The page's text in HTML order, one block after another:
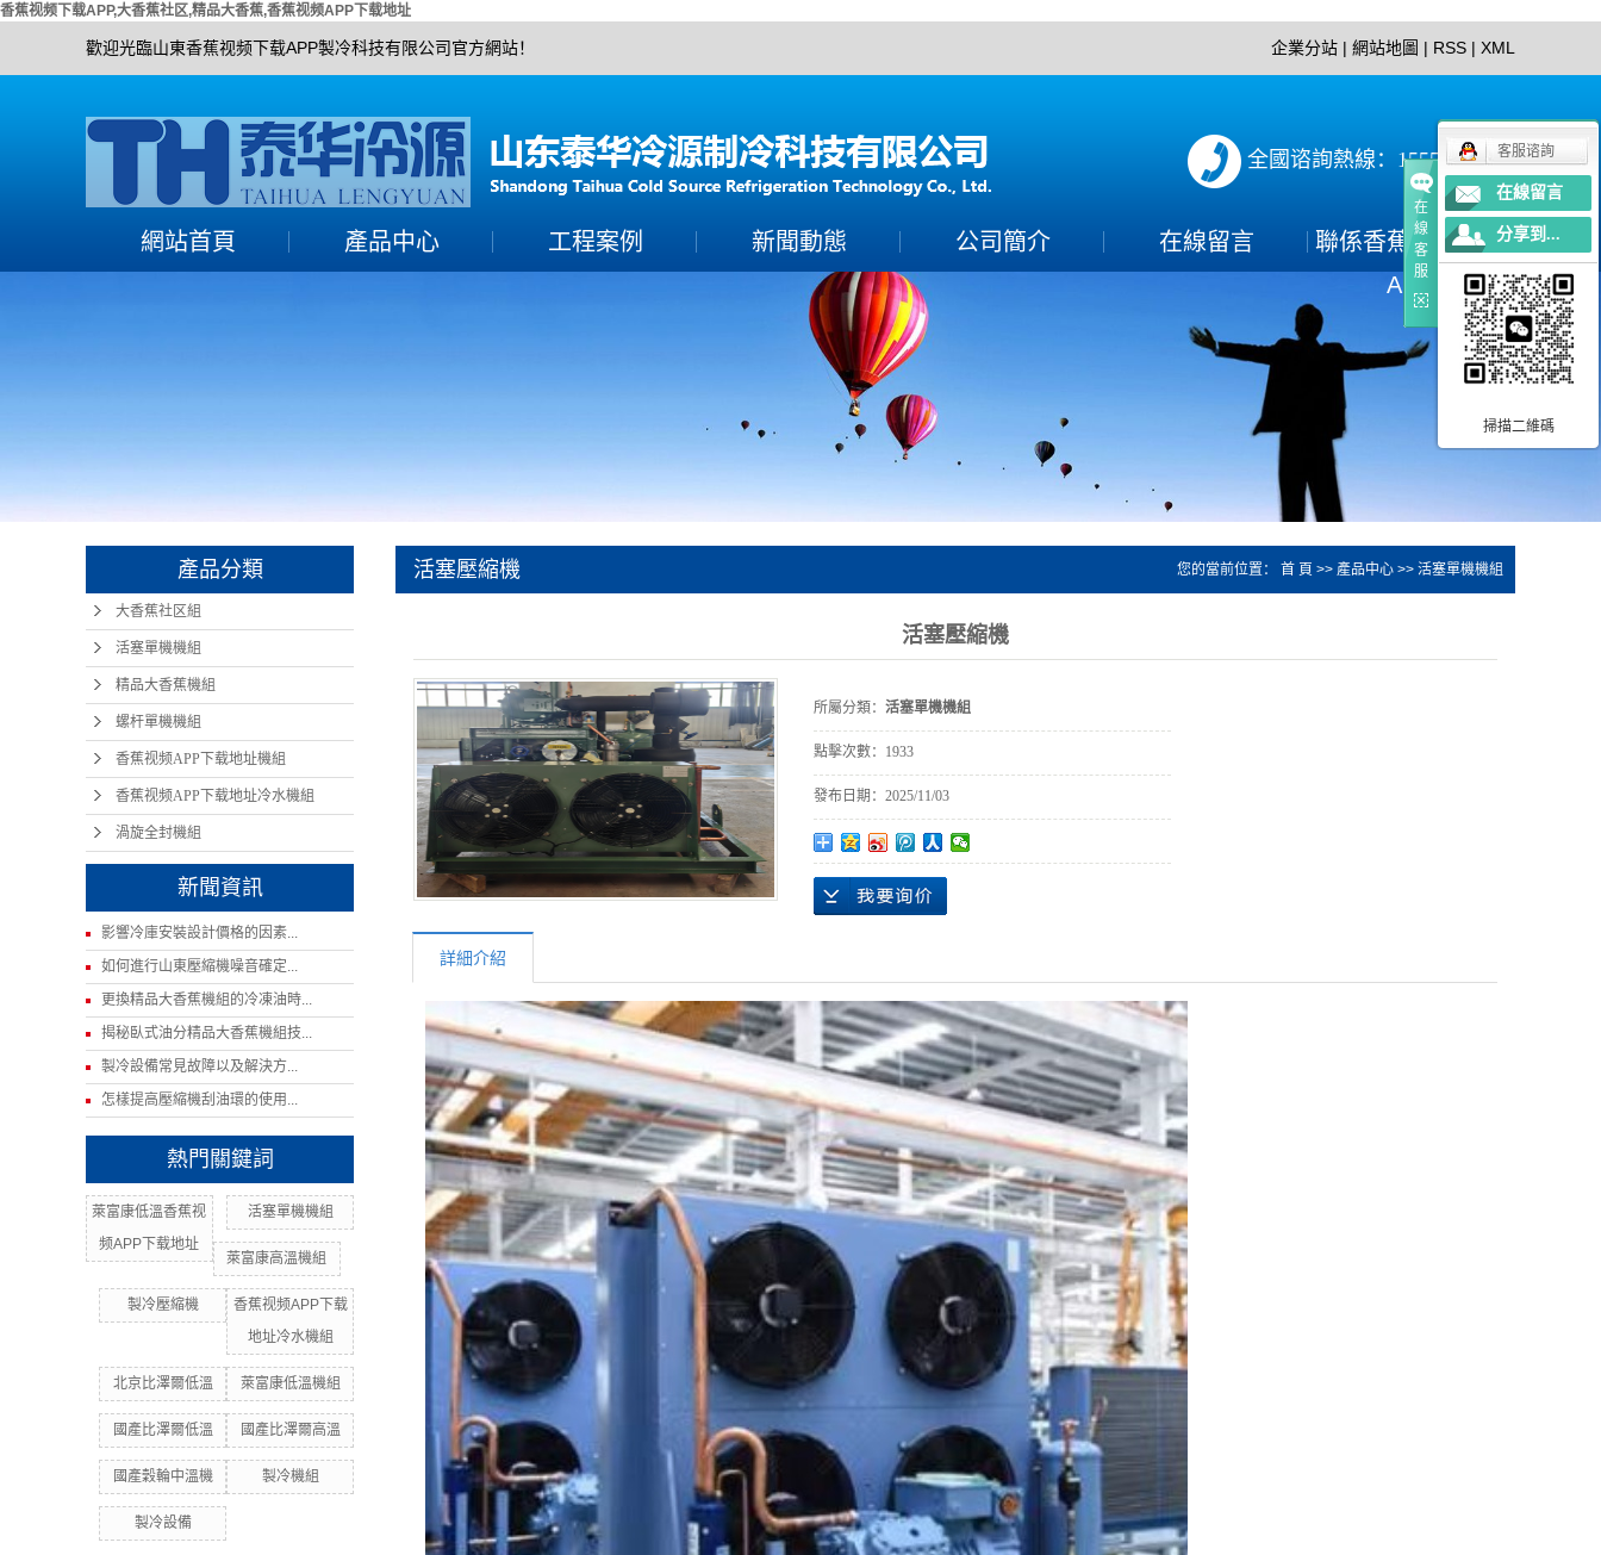
香蕉视频下载APP,大香蕉社区,精品大香蕉,香蕉视频APP下载地址
歡迎光臨山東香蕉视频下载APP製冷科技有限公司官方網站！ 企業分站 | 網站地圖 | RSS | XML
全國谘詢熱線：15552897152
網站首頁 產品中心
冷水機組
渦旋全封機組
工程案例 新聞動態
製冷常識
保養百科
技術知識
公司簡介
聯係香蕉视频下载APP
在線留言
聯係香蕉视频下载
APP
聯係方式
產品分類
大香蕉社区組
活塞單機機組
精品大香蕉機組
螺杆單機機組
香蕉视频APP下载地址機組
香蕉视频APP下载地址冷水機組
渦旋全封機組
新聞資訊
影響冷庫安裝設計價格的因素...
如何進行山東壓縮機噪音確定...
更換精品大香蕉機組的冷凍油時...
揭秘臥式油分精品大香蕉機組技...
製冷設備常見故障以及解決方...
怎樣提高壓縮機刮油環的使用...
熱門關鍵詞
萊富康低溫香蕉视
频APP下载地址
活塞單機機組
萊富康高溫機組
製冷壓縮機
香蕉视频APP下载
地址冷水機組
北京比澤爾低溫 萊富康低溫機組
國產比澤爾低溫 國產比澤爾高溫
國產穀輪中溫機 製冷機組
製冷設備
活塞壓縮機 您的當前位置： 首 頁 >> 產品中心 >> 活塞單機機組
活塞壓縮機
所屬分類： 活塞單機機組
點擊次數： 1933
發布日期： 2025/11/03
詳細介紹
在
線
客
服
客服谘詢
在線留言
分享到...
掃描二維碼